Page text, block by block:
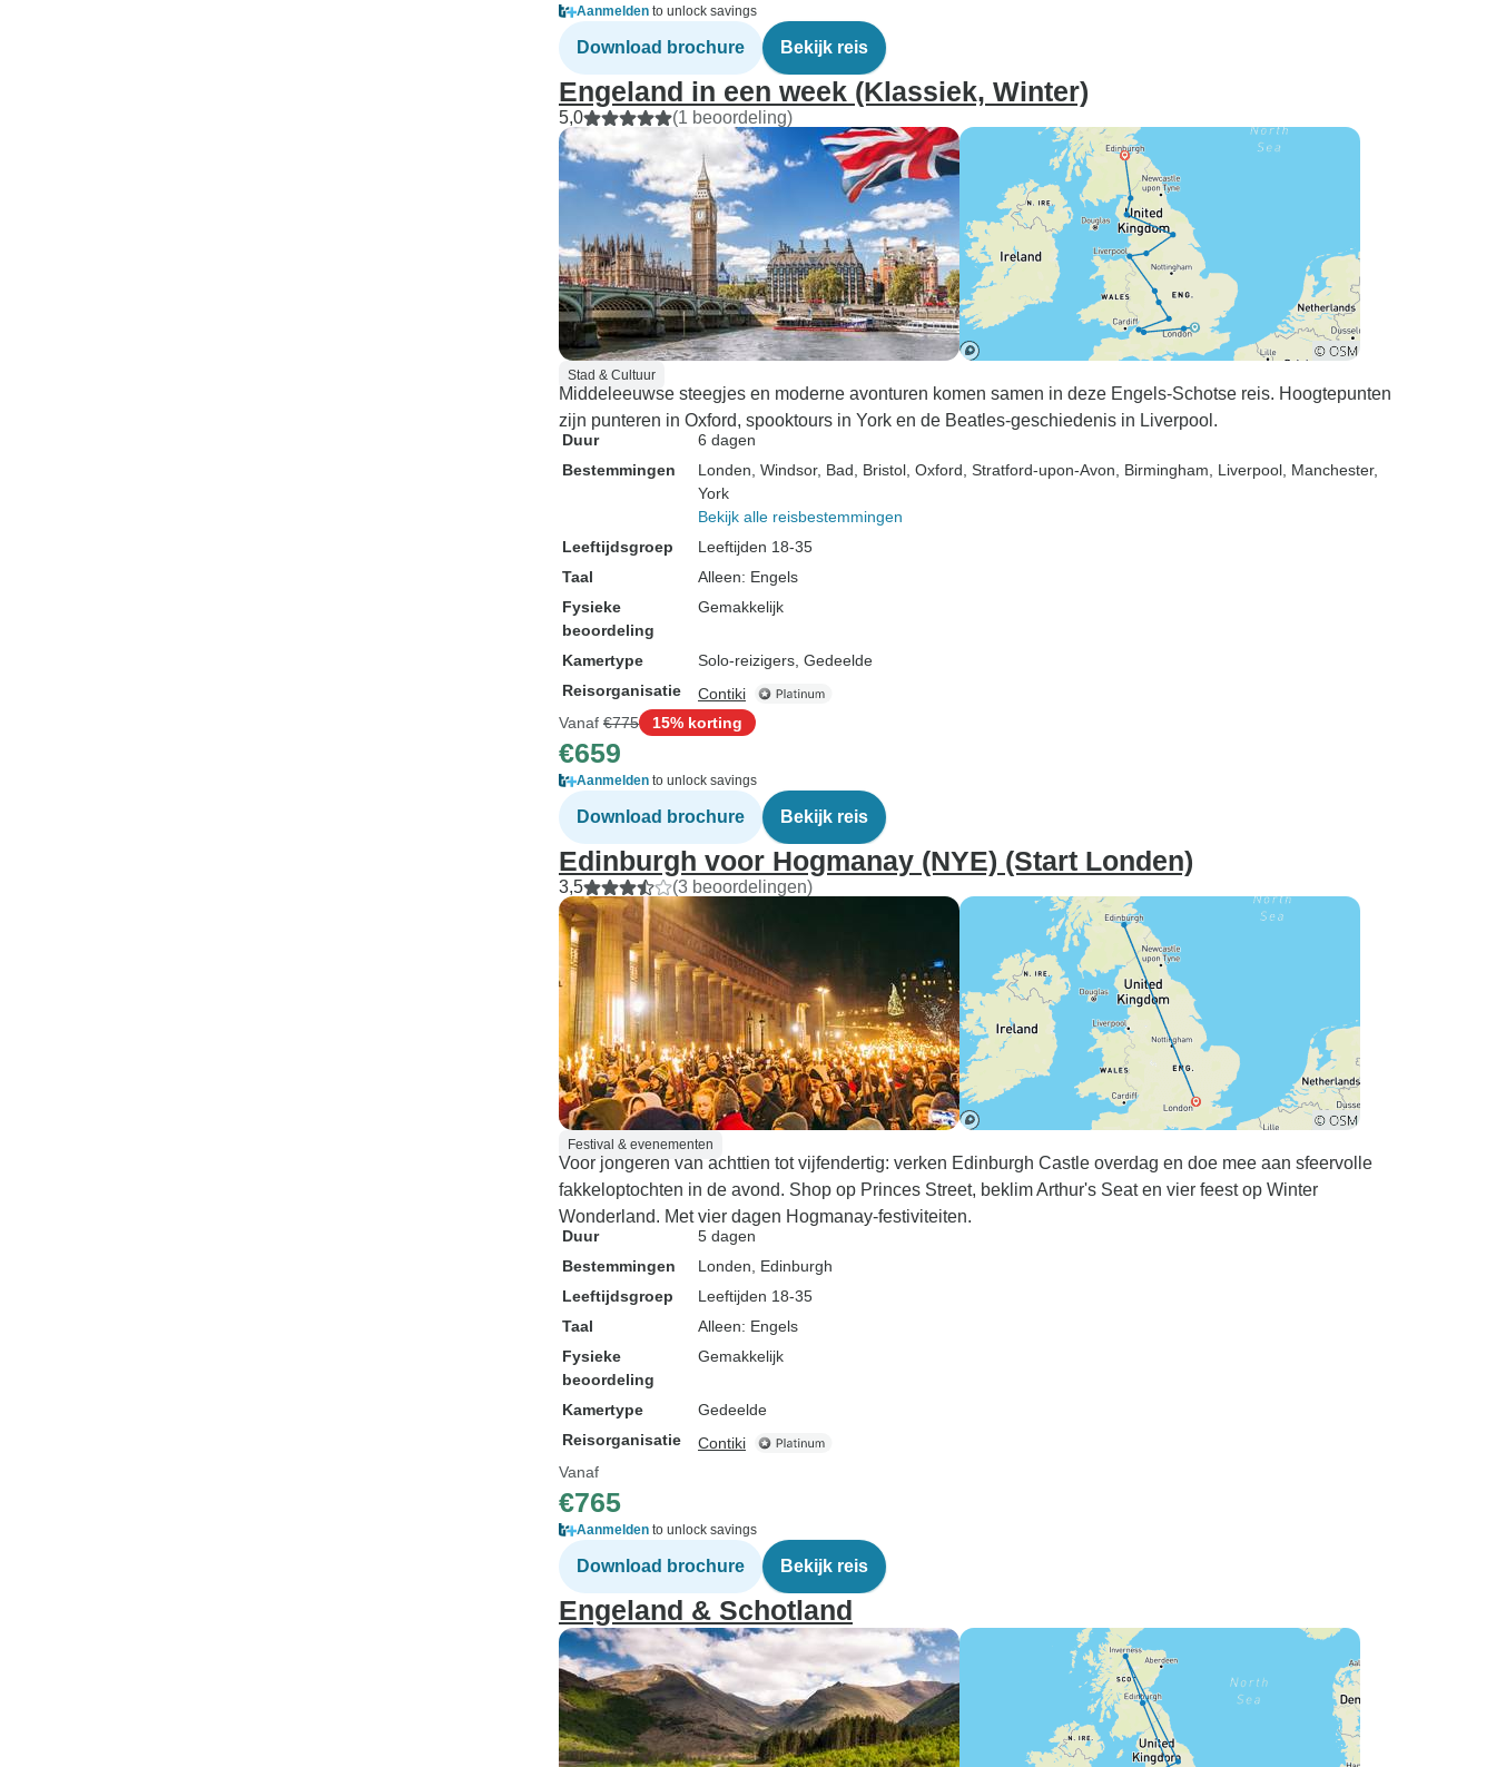
Aanmelden to unlock savings
Download brochure Bekijk reis
Engeland in een week (Klassiek, Winter)
5,0 (1 beoordeling)
Stad & Cultuur
Middeleeuwse steegjes en moderne avonturen komen samen in deze Engels-Schotse reis. Hoogtepunten
zijn punteren in Oxford, spooktours in York en de Beatles-geschiedenis in Liverpool.
Duur
6 dagen
Bestemmingen
Londen , Windsor, Bad , Bristol , Oxford , Stratford-upon-Avon , Birmingham , Liverpool , Manchester,
York
Bekijk alle reisbestemmingen
Leeftijdsgroep
Leeftijden 18-35
Taal
Alleen: Engels
Fysieke
beoordeling
Gemakkelijk
Kamertype
Solo-reizigers, Gedeelde
Reisorganisatie
Contiki
Vanaf €775 15% korting
€659
Aanmelden to unlock savings
Download brochure Bekijk reis
Edinburgh voor Hogmanay (NYE) (Start Londen)
3,5 (3 beoordelingen)
Festival & evenementen
Voor jongeren van achttien tot vijfendertig: verken Edinburgh Castle overdag en doe mee aan sfeervolle
fakkeloptochten in de avond. Shop op Princes Street, beklim Arthur's Seat en vier feest op Winter
Wonderland. Met vier dagen Hogmanay-festiviteiten.
Duur
5 dagen
Bestemmingen
Londen , Edinburgh
Leeftijdsgroep
Leeftijden 18-35
Taal
Alleen: Engels
Fysieke
beoordeling
Gemakkelijk
Kamertype
Gedeelde
Reisorganisatie
Contiki
Vanaf
€765
Aanmelden to unlock savings
Download brochure Bekijk reis
Engeland & Schotland